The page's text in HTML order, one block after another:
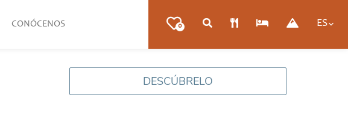
0 ES
CONÓCENOS
DESCÚBRELO